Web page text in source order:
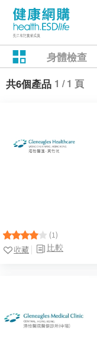
身體檢查
共6個產品 1 / 1 頁
(1)
比較
收藏